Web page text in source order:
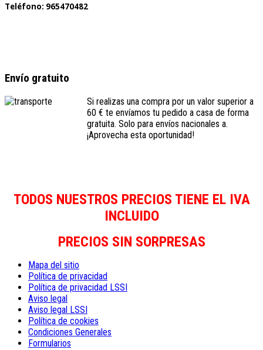
Teléfono: 965470482
Envío gratuito
Si realizas una compra por un valor superior a
60 € te envíamos tu pedido a casa de forma
gratuita. Solo para envíos nacionales a.
¡Aprovecha esta oportunidad!
TODOS NUESTROS PRECIOS TIENE EL IVA
INCLUIDO
PRECIOS SIN SORPRESAS
Mapa del sitio
Política de privacidad
Política de privacidad LSSI
Aviso legal
Aviso legal LSSI
Política de cookies
Condiciones Generales
Formularios